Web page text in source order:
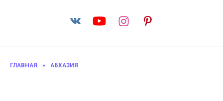
ГЛАВНАЯ » АБХАЗИЯ